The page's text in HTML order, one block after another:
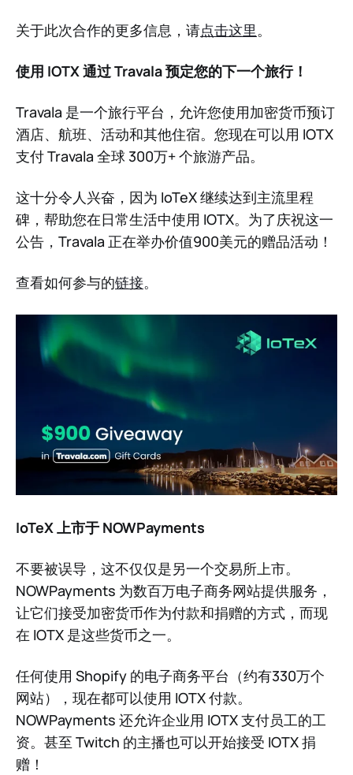
关于此次合作的更多信息，请点击这里。
使用 IOTX 通过 Travala 预定您的下一个旅行！
Travala 是一个旅行平台，允许您使用加密货币预订
酒店、航班、活动和其他住宿。您现在可以用 IOTX
支付 Travala 全球 300万+ 个旅游产品。
这十分令人兴奋，因为 IoTeX 继续达到主流里程
碑，帮助您在日常生活中使用 IOTX。为了庆祝这一
公告，Travala 正在举办价值900美元的赠品活动！
查看如何参与的链接。
IoTeX 上市于 NOWPayments
不要被误导，这不仅仅是另一个交易所上市。
NOWPayments 为数百万电子商务网站提供服务，
让它们接受加密货币作为付款和捐赠的方式，而现
在 IOTX 是这些货币之一。
任何使用 Shopify 的电子商务平台（约有330万个
网站），现在都可以使用 IOTX 付款。
NOWPayments 还允许企业用 IOTX 支付员工的工
资。甚至 Twitch 的主播也可以开始接受 IOTX 捐
赠！